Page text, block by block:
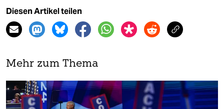
Diesen Artikel teilen
Mehr zum Thema